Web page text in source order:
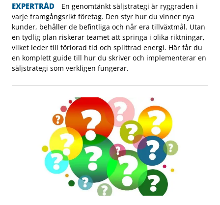
EXPERTRÅD
En genomtänkt säljstrategi är ryggraden i
varje framgångsrikt företag. Den styr hur du vinner nya
kunder, behåller de befintliga och når era tillväxtmål. Utan
en tydlig plan riskerar teamet att springa i olika riktningar,
vilket leder till förlorad tid och splittrad energi. Här får du
en komplett guide till hur du skriver och implementerar en
säljstrategi som verkligen fungerar.